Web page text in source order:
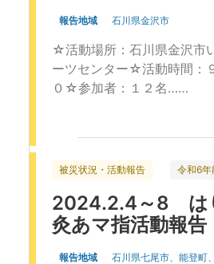
報告地域 石川県金沢市
☆活動場所：石川県金沢市
ーツセンター☆活動時間：
０☆参加者：１２名……
被災状況・活動報告 令和6年
2024.2.4～8 は
灸あマ指活動報告
報告地域 石川県七尾市、能登町